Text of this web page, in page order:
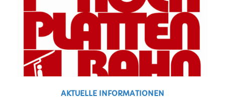
AKTUELLE INFORMATIONEN